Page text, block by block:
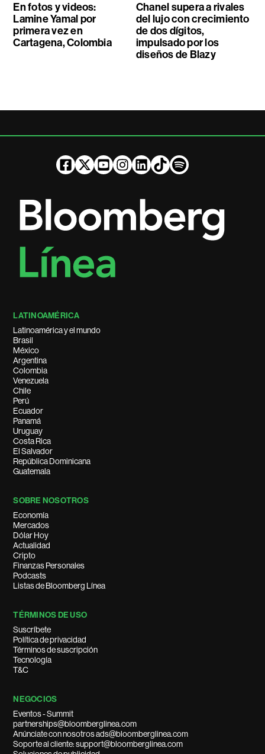
En fotos y videos:
Lamine Yamal por
primera vez en
Cartagena, Colombia
Chanel supera a rivales
del lujo con crecimiento
de dos dígitos,
impulsado por los
diseños de Blazy
LATINOAMÉRICA
Latinoamérica y el mundo
Brasil
México
Argentina
Colombia
Venezuela
Chile
Perú
Ecuador
Panamá
Uruguay
Costa Rica
El Salvador
República Dominicana
Guatemala
SOBRE NOSOTROS
Economía
Mercados
Dólar Hoy
Actualidad
Cripto
Finanzas Personales
Podcasts
Listas de Bloomberg Línea
TÉRMINOS DE USO
Suscríbete
Política de privacidad
Términos de suscripción
Tecnología
T&C
NEGOCIOS
Eventos - Summit
partnerships@bloomberglinea.com
Anúnciate con nosotros ads@bloomberglinea.com
Soporte al cliente: support@bloomberglinea.com